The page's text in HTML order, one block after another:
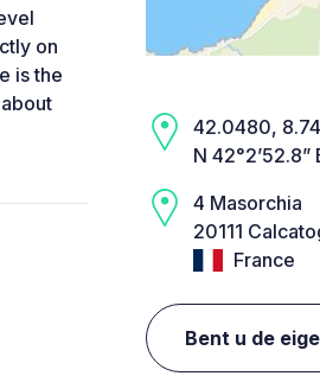
on
is the
42.0480,
N 42°2’52.8”
4 Masorchia
20111
France
Bent u de